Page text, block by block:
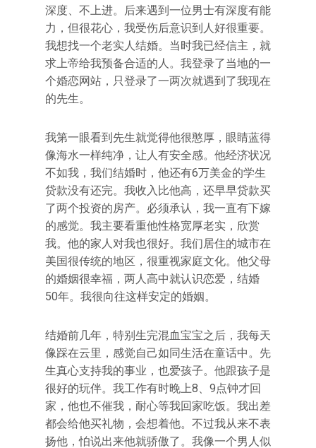
深度、不上进。后来遇到一位男士有深度有能
力，但很花心，我受伤后意识到人好很重要。
我想找一个老实人结婚。当时我已经信主，就
求上帝给我预备合适的人。我登录了当地的一
个婚恋网站，只登录了一两次就遇到了我现在
的先生。
我第一眼看到先生就觉得他很憨厚，眼睛蓝得
像海水一样纯净，让人有安全感。他经济状况
不如我，我们结婚时，他还有6万美金的学生
贷款没有还完。我收入比他高，还早早贷款买
了两个投资的房产。必须承认，我一直有下嫁
的感觉。我主要看重他性格宽厚老实，欣赏
我。他的家人对我也很好。我们居住的城市在
美国很传统的地区，很重视家庭文化。他父母
的婚姻很幸福，两人高中就认识恋爱，结婚
50年。我很向往这样安定的婚姻。
结婚前几年，特别生完混血宝宝之后，我每天
像踩在云里，感觉自己如同生活在童话中。先
生真心支持我的事业，也爱孩子。他跟孩子是
很好的玩伴。我工作有时晚上8、9点钟才回
家，他也不催我，耐心等我回家吃饭。我出差
都会给他买礼物，会想着他。不过我从来不表
扬他，怕说出来他就骄傲了。我像一个男人似